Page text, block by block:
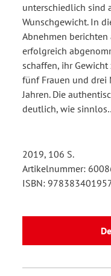
unterschiedlich sind
Wunschgewicht. In
Abnehmen
erfolgreich
schaffen, ihr
fünf Frauen und drei
Jahren. Die
deutlich, wie
2019, 106 S.
Artikelnummer:
ISBN: